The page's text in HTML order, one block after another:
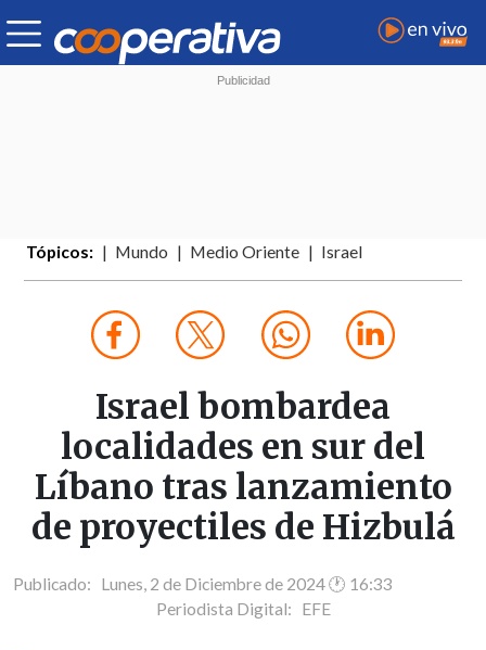
Tópicos: Mundo Medio Oriente Israel
Israel bombardea
localidades en sur del
Líbano tras lanzamiento
de proyectiles de Hizbulá
Publicado: Lunes, 2 de Diciembre de 2024 🕐 16:33
Periodista Digital: EFE